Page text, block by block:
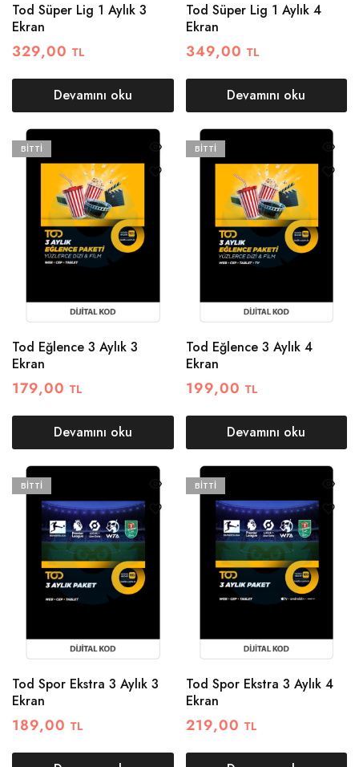
Tod Süper Lig 1 Aylık 3
Ekran
329,00 TL
Devamını oku
Tod Süper Lig 1 Aylık 4
Ekran
349,00 TL
Devamını oku
BITTI
Tod Eğlence 3 Aylık 3
Ekran
179,00 TL
Devamını oku
BITTI
Tod Eğlence 3 Aylık 4
Ekran
199,00 TL
Devamını oku
BITTI
Tod Spor Ekstra 3 Aylık 3
Ekran
189,00 TL
BITTI
Tod Spor Ekstra 3 Aylık 4
Ekran
219,00 TL